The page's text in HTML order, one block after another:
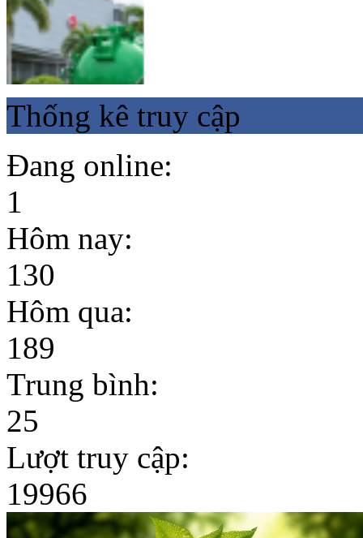
Duệ Hải Phòng
Dịch vụ phun diệt côn
trùng chuyên nghiệp tại
Hải...
Thống kê truy cập
Đang online:
1
Hôm nay:
130
Hôm qua:
189
Trung bình:
25
Lượt truy cập:
19966